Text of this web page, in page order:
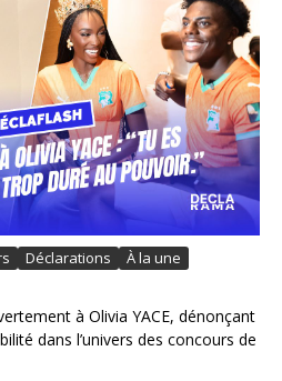
Déclarations
À la une
à Olivia YACE, dénonçant
dans l’univers des concours de